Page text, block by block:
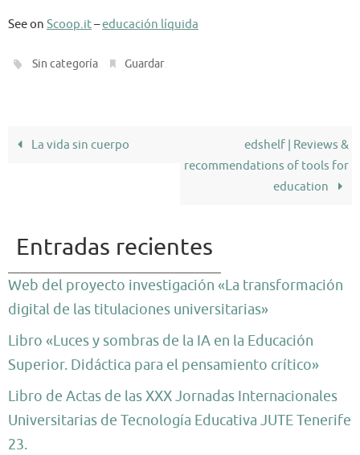
See on Scoop.it–educación líquida
Sin categoría Guardar
La vida sin cuerpo
edshelf | Reviews &
recommendations of tools for
education
Entradas recientes
Web del proyecto investigación «La transformación
digital de las titulaciones universitarias»
Libro «Luces y sombras de la IA en la Educación
Superior. Didáctica para el pensamiento crítico»
Libro de Actas de las XXX Jornadas Internacionales
Universitarias de Tecnología Educativa JUTE Tenerife
23.